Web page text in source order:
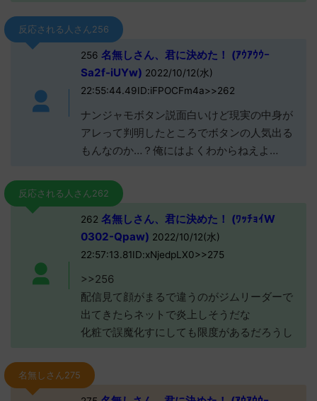
反応される人さん256
256 名無しさん、君に決めた！ (ｱｳｱｳｳｰ
Sa2f-iUYw) 2022/10/12(水)
22:55:44.49ID:iFPOCFm4a>>262
ナンジャモボタン説面白いけど現実の中身が
アレって判明したところでボタンの人気出る
もんなのか…？俺にはよくわからねえよ…
反応される人さん262
262 名無しさん、君に決めた！ (ﾜｯﾁｮｲW
0302-Qpaw) 2022/10/12(水)
22:57:13.81ID:xNjedpLX0>>275
>>256
配信見て顔がまるで違うのがジムリーダーで
出てきたらネットで炎上しそうだな
化粧で誤魔化すにしても限度があるだろうし
名無しさん275